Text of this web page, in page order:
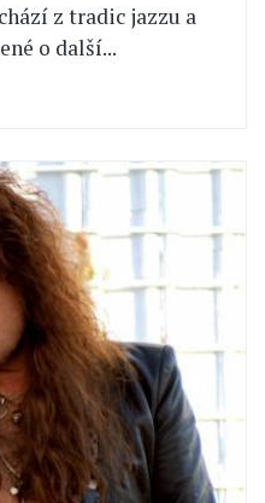
z tradic jazzu a
o další...